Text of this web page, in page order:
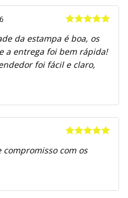
de 5
da estampa é boa, os
a entrega foi bem rápida!
foi fácil e claro,
de 5
compromisso com os